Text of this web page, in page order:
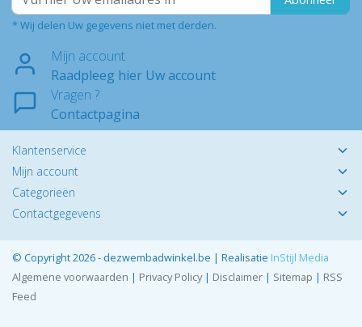
* Wij delen Uw gegevens niet met derden.
Mijn account
Raadpleeg hier Uw account
Vragen ?
Contactpagina
Klantenservice
Mijn account
Categorieën
Contactgegevens
© Copyright 2026 - dezwembadwinkel.be | Realisatie InStijl Media
Algemene voorwaarden | Privacy Policy| Disclaimer | Sitemap | RSS
Feed